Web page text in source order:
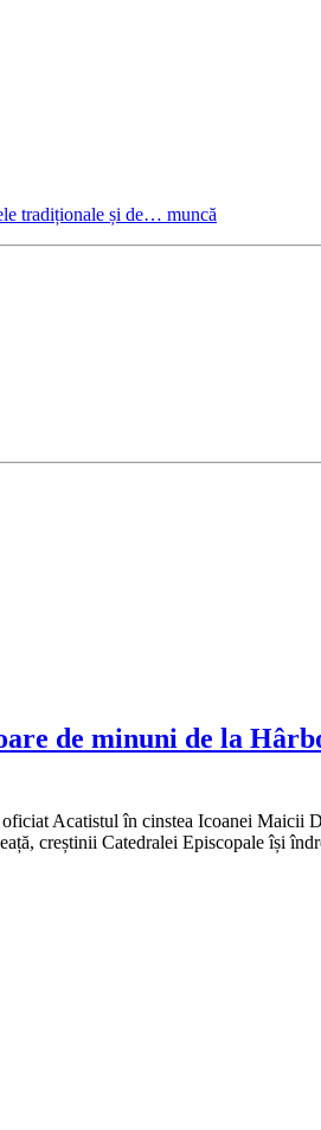
tradiționale și de… muncă
de minuni de la
Acatistul în cinstea Icoanei Maicii
creștinii Catedralei Episcopale își